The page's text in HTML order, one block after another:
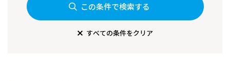
この条件で検索する
すべての条件をクリア